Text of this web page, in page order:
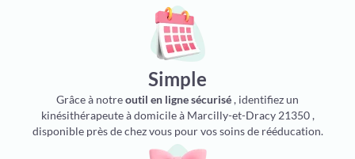
Simple
Grâce à notreoutil en ligne sécurisé, identifiez un
kinésithérapeute à domicile à Marcilly-et-Dracy 21350 ,
disponible près de chez vous pour vos soins de rééducation.